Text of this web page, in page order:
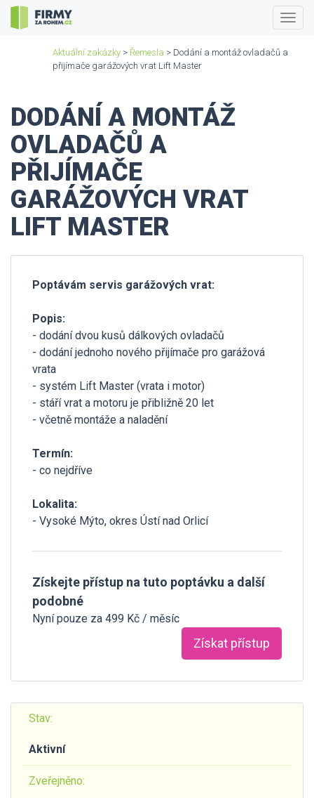
Aktuální zakázky > Řemesla > Dodání a montáž ovladačů a
přijímače garážových vrat Lift Master
DODÁNÍ A MONTÁŽ
OVLADAČŮ A
PŘIJÍMAČE
GARÁŽOVÝCH VRAT
LIFT MASTER
Poptávám servis garážových vrat:
Popis:
- dodání dvou kusů dálkových ovladačů
- dodání jednoho nového přijímače pro garážová
vrata
- systém Lift Master (vrata i motor)
- stáří vrat a motoru je přibližně 20 let
- včetně montáže a naladění
Termín:
- co nejdříve
Lokalita:
- Vysoké Mýto, okres Ústí nad Orlicí
Získejte přístup na tuto poptávku a další
podobné
Nyní pouze za 499 Kč / měsíc
Získat přístup
Stav:
Aktivní
Zveřejněno: